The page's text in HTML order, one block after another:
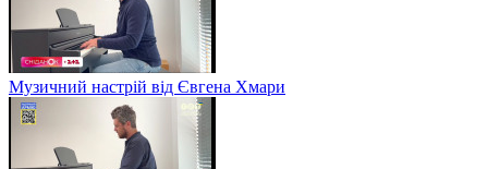
Музичний настрій від Євгена Хмари